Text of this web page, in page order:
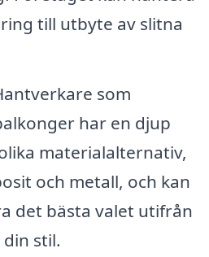
till utbyte av slitna
som
har en djup
materialalternativ,
och metall, och kan
det bästa valet utifrån
stil.